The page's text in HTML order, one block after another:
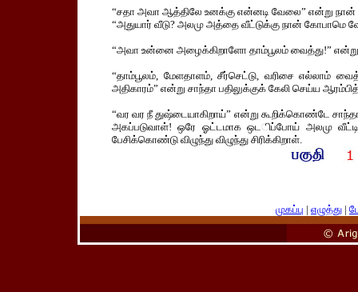
“சதா அவா ஆத்திலே உனக்கு என்னடி வேலை” என்று
“அதுயார் வீடு? அலமு அத்தை வீட்டுக்கு நான் கோபாமெ
“அவா உன்னை அழைக்கிறாளோ தாம்பூலம் வைத்து!”
“தாம்பூலம், மேளதாளம், சீர்செட்டு, வரிசை எல்லாம்
அதிகாரம்” என்று சாந்தா பதிலுக்குக் கேலி செய்ய
“வர வர நீ துஷ்டையாகிறாய்” என்று கூறிக்கொண்டே
அகப்படுவாள்! ஒரே ஓட்டமாக ஒடிப்போய் அலமு
பேசிக்கொண்டு விழுந்து விழுந்து சிரிக்கிறாள்.
முகப்பு | எழுத்து |